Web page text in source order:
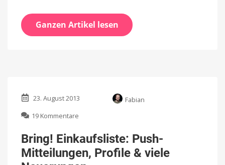
Ganzen Artikel lesen
23. August 2013
Fabian
19 Kommentare
Einkaufsliste:
Push-
Mitteilungen,
Bring! Einkaufsliste: Push-
Mitteilungen, Profile & viele